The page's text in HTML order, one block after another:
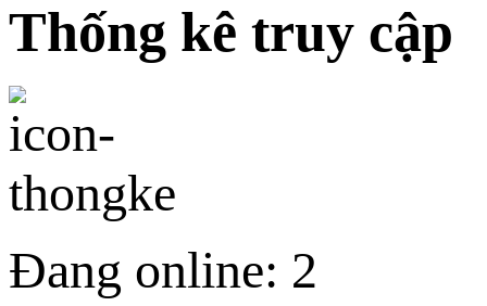
Thống kê truy cập
Đang online: 2